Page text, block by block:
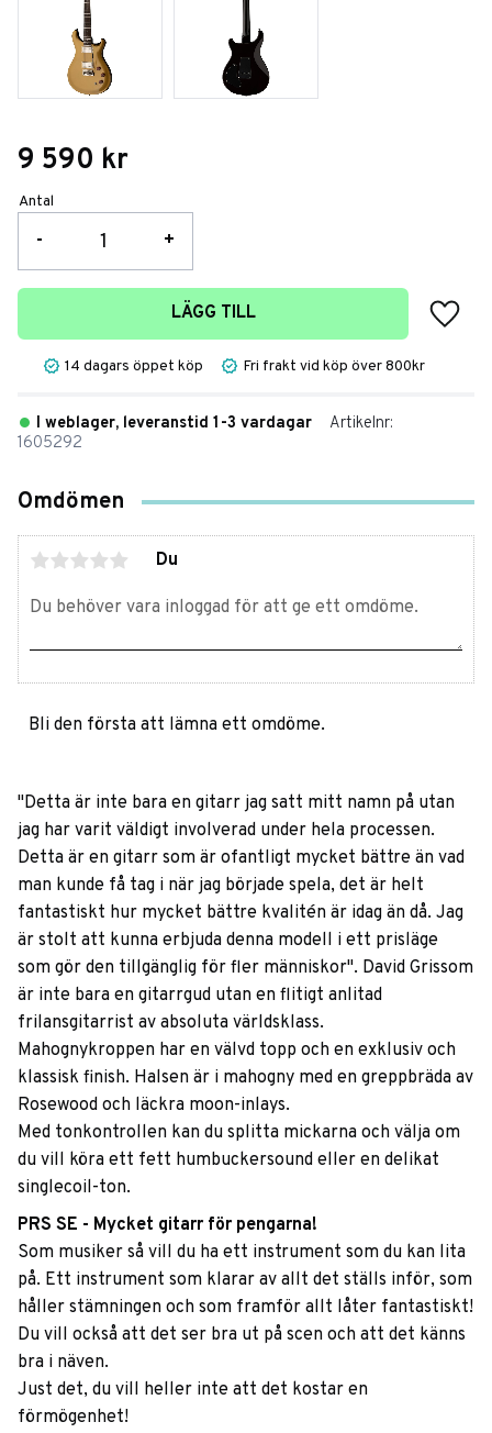
9 590 kr
Antal
+
-
LÄGG TILL
Lägg
14 dagars öppet köp Fri frakt vid köp över 800kr
I weblager, leveranstid 1-3 vardagar
Artikelnr
1605292
Omdömen
Du
Bli den första att lämna ett omdöme.
''Detta är inte bara en gitarr jag satt mitt namn på utan
jag har varit väldigt involverad under hela processen.
Detta är en gitarr som är ofantligt mycket bättre än vad
man kunde få tag i när jag började spela, det är helt
fantastiskt hur mycket bättre kvalitén är idag än då. Jag
är stolt att kunna erbjuda denna modell i ett prisläge
som gör den tillgänglig för fler människor". David Grissom
är inte bara en gitarrgud utan en flitigt anlitad
frilansgitarrist av absoluta världsklass.
Mahognykroppen har en välvd topp och en exklusiv och
klassisk finish. Halsen är i mahogny med en greppbräda av
Rosewood och läckra moon-inlays.
Med tonkontrollen kan du splitta mickarna och välja om
du vill köra ett fett humbuckersound eller en delikat
singlecoil-ton.
PRS SE - Mycket gitarr för pengarna!
Som musiker så vill du ha ett instrument som du kan lita
på. Ett instrument som klarar av allt det ställs inför, som
håller stämningen och som framför allt låter fantastiskt!
Du vill också att det ser bra ut på scen och att det känns
bra i näven.
Just det, du vill heller inte att det kostar en
förmögenhet!